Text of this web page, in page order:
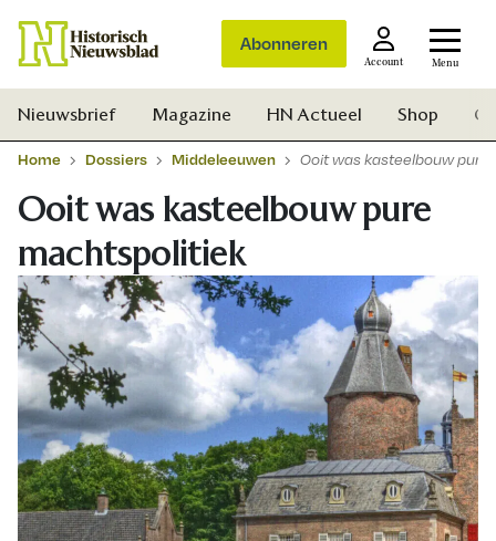
Abonneren
Account Menu
Zoek
Nieuwsbrief Magazine HN Actueel Shop
Home Dossiers Middeleeuwen Ooit was kasteelbouw
Ooit was kasteelbouw pure
machtspolitiek